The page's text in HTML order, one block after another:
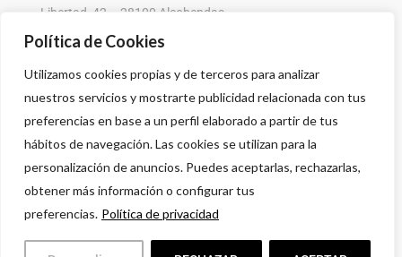
Política de Cookies
Utilizamos cookies propias y de terceros para analizar
nuestros servicios y mostrarte publicidad relacionada con tus
preferencias en base a un perfil elaborado a partir de tus
hábitos de navegación. Las cookies se utilizan para la
personalización de anuncios. Puedes aceptarlas, rechazarlas,
obtener más información o configurar tus
preferencias. Política de privacidad
Libertad, 42 – 28100 Alcobendas
916 614 580 – 608 505 532